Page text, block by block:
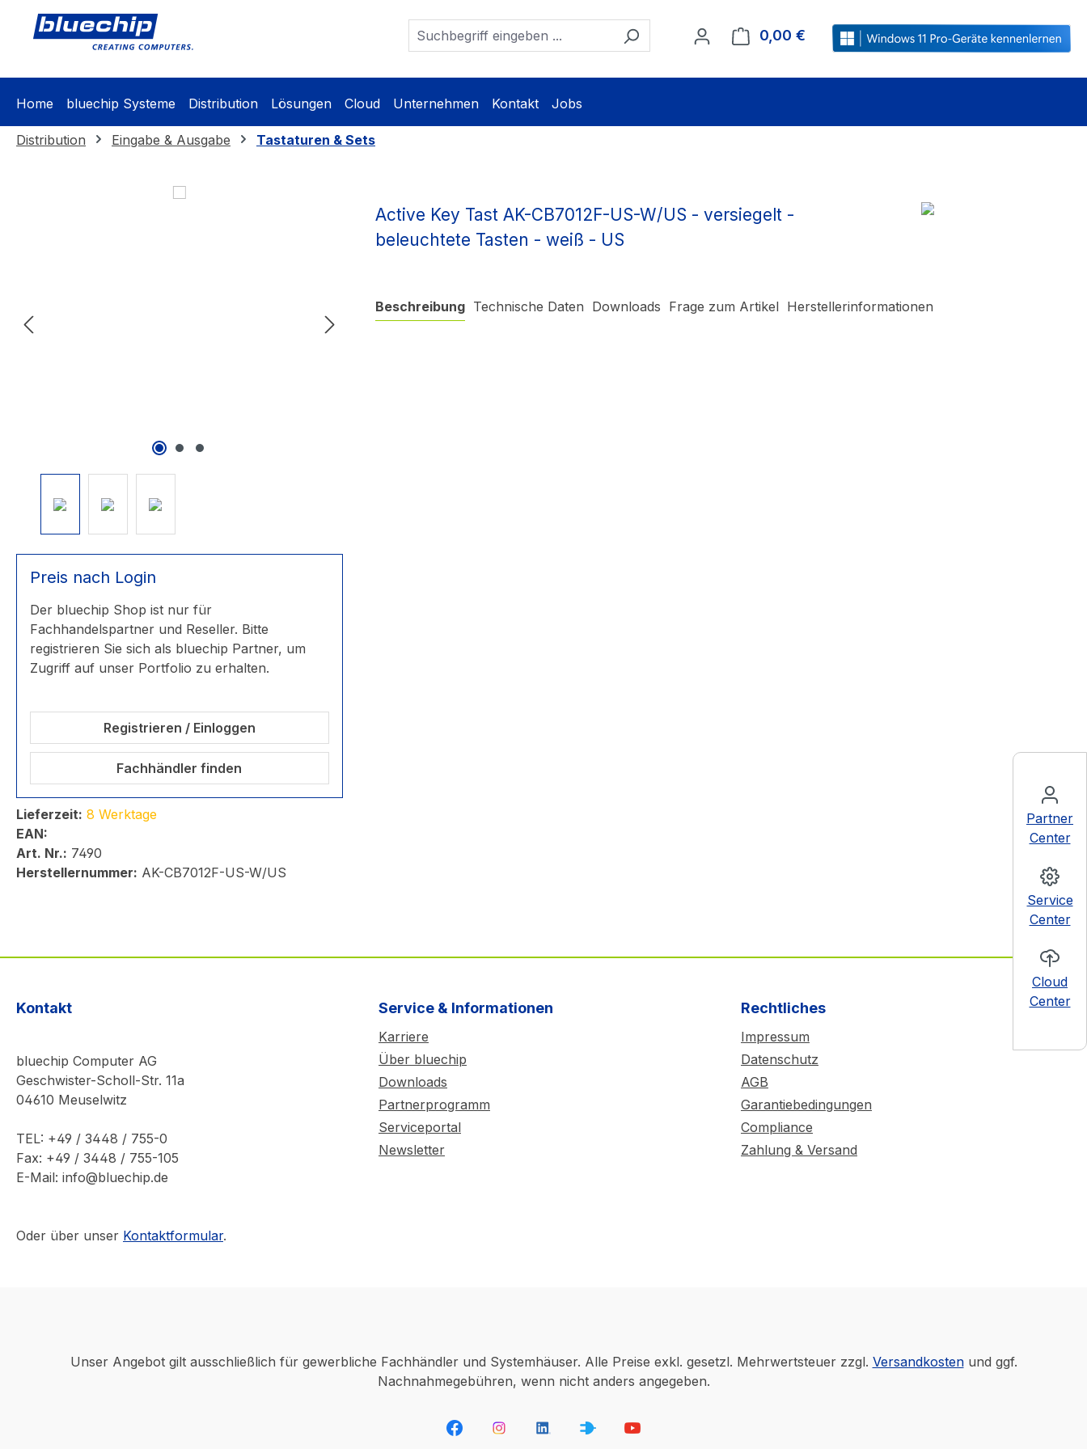
Zur Hauptnavigation springen
Partner
Center
Service
Center
Cloud
Center
0,00 € Warenkorb enthält 0 Positionen. Der
Home bluechip Systeme Distribution Lösungen Cloud Unternehmen Kontakt Jobs
Distribution Eingabe & Ausgabe Tastaturen & Sets
Bildergalerie überspringen
Preis nach Login
Der bluechip Shop ist nur für
Fachhandelspartner und Reseller. Bitte
registrieren Sie sich als bluechip Partner, um
Zugriff auf unser Portfolio zu erhalten.
Registrieren / Einloggen
Fachhändler finden
Lieferzeit: 8 Werktage
EAN:
Art. Nr.: 7490
Herstellernummer: AK-CB7012F-US-W/US
Active Key Tast AK-CB7012F-US-W/US - versiegelt -
beleuchtete Tasten - weiß - US
Beschreibung Technische Daten Downloads Frage zum Artikel Herstellerinformationen
Kontakt
bluechip Computer AG
Geschwister-Scholl-Str. 11a
04610 Meuselwitz
TEL: +49 / 3448 / 755-0
Fax: +49 / 3448 / 755-105
E-Mail: info@bluechip.de
Oder über unser Kontaktformular.
Service & Informationen
Karriere
Über bluechip
Downloads
Partnerprogramm
Serviceportal
Newsletter
Rechtliches
Impressum
Datenschutz
AGB
Garantiebedingungen
Compliance
Zahlung & Versand
Unser Angebot gilt ausschließlich für gewerbliche Fachhändler und Systemhäuser. Alle Preise exkl. gesetzl. Mehrwertsteuer zzgl. Versandkostenund ggf.
Nachnahmegebühren, wenn nicht anders angegeben.